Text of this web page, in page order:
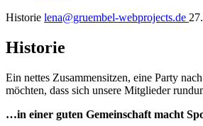
Historie lena@gruembel-webprojects.de
Historie
Ein nettes Zusammensitzen, eine Party
möchten, dass sich unsere Mitglieder
…in einer guten Gemeinschaft macht